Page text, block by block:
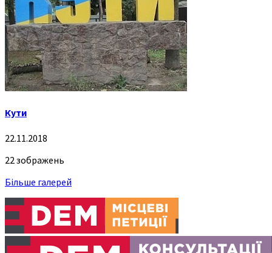
Кути
22.11.2018
22 зображень
Більше галерей